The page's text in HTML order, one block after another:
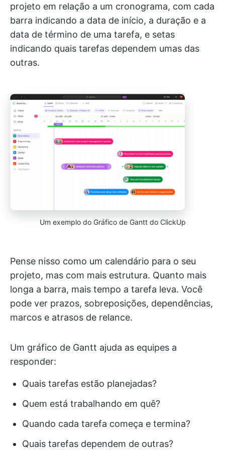
projeto em relação a um cronograma, com cada
barra indicando a data de início, a duração e a
data de término de uma tarefa, e setas
indicando quais tarefas dependem umas das
outras.
Um exemplo do Gráfico de Gantt do ClickUp
Pense nisso como um calendário para o seu
projeto, mas com mais estrutura. Quanto mais
longa a barra, mais tempo a tarefa leva. Você
pode ver prazos, sobreposições, dependências,
marcos e atrasos de relance.
Um gráfico de Gantt ajuda as equipes a
responder:
Quais tarefas estão planejadas?
Quem está trabalhando em quê?
Quando cada tarefa começa e termina?
Quais tarefas dependem de outras?